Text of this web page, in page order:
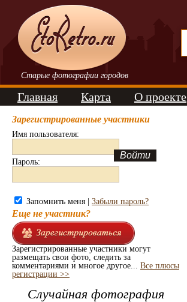
Старые фотографии городов
Главная Карта О проекте
Зарегистрированные участники
Имя пользователя:
Пароль:
Запомнить меня | Забыли пароль?
Еще не участник?
Зарегистрированные участники могут
размещать свои фото, следить за
комментариями и многое другое... Все плюсы
регистрации >>
Случайная фотография